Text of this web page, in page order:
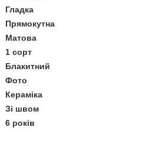
Гладка
Прямокутна
Матова
1 сорт
Блакитний
Фото
Кераміка
Зі швом
6 років